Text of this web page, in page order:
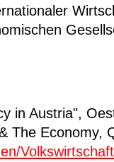
in Austria",
The Economy,